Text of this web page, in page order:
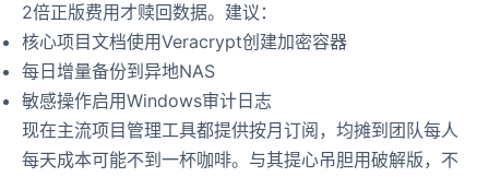
2倍正版费用才赎回数据。建议：
核心项目文档使用Veracrypt创建加密容器
每日增量备份到异地NAS
敏感操作启用Windows审计日志
现在主流项目管理工具都提供按月订阅，均摊到团队每人
每天成本可能不到一杯咖啡。与其提心吊胆用破解版，不